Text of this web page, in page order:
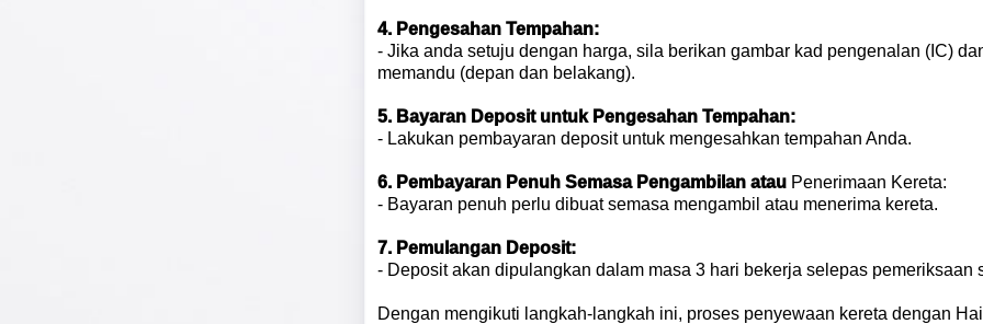
4. Pengesahan Tempahan:
- Jika anda setuju dengan harga, sila berikan gambar kad pengenalan (IC)
memandu (depan dan belakang).
5. Bayaran Deposit untuk Pengesahan Tempahan:
- Lakukan pembayaran deposit untuk mengesahkan tempahan Anda.
6. Pembayaran Penuh Semasa Pengambilan atau Penerimaan Kereta:
- Bayaran penuh perlu dibuat semasa mengambil atau menerima kereta.
7. Pemulangan Deposit:
- Deposit akan dipulangkan dalam masa 3 hari bekerja selepas pemeriksaan
Dengan mengikuti langkah-langkah ini, proses penyewaan kereta dengan